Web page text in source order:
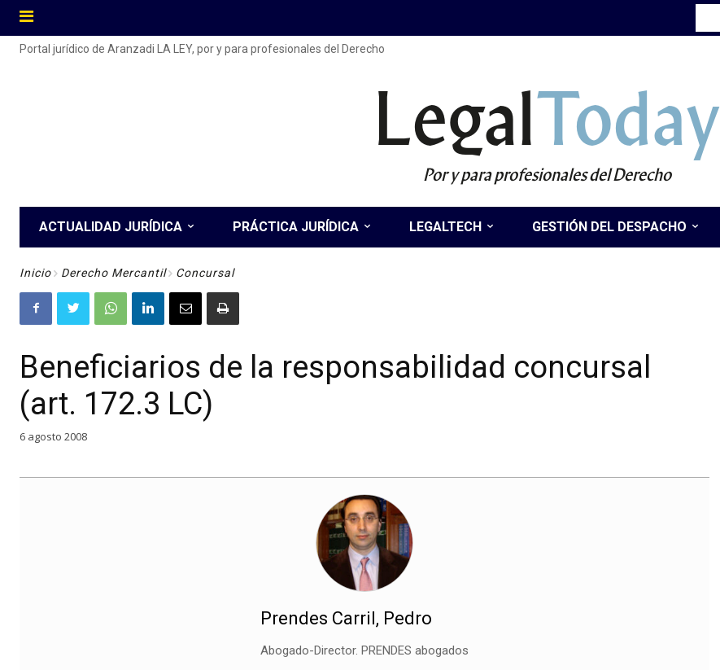
Portal jurídico de Aranzadi LA LEY, por y para profesionales del Derecho
LegalToday
Por y para profesionales del Derecho
ACTUALIDAD JURÍDICA PRÁCTICA JURÍDICA LEGALTECH GESTIÓN DEL DESPACHO
Inicio Derecho Mercantil Concursal
Beneficiarios de la responsabilidad concursal
(art. 172.3 LC)
6 agosto 2008
Prendes Carril, Pedro
Abogado-Director. PRENDES abogados